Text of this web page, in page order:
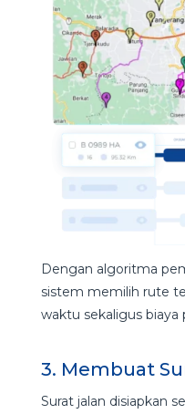
Dengan algoritma
sistem memilih rute
waktu sekaligus biaya
3. Membuat
Surat jalan disiapkan